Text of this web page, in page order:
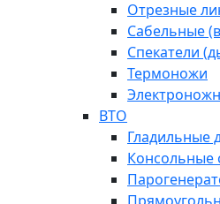
Отрезные
Сабельные
Спекатели
Термоножи
ВТО
Гладильные
Консольные